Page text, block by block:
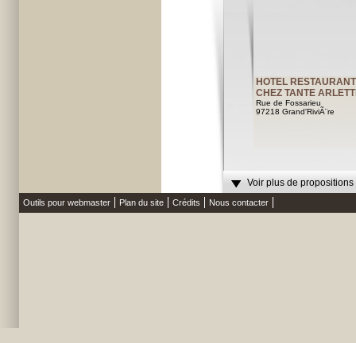
HOTEL RESTAURANT
CHEZ TANTE
Rue de Fossarieu
97218 Grand'RiviÃ¨re
Voir plus de
Outils pour webmaster Plan du site Crédits Nous contacter